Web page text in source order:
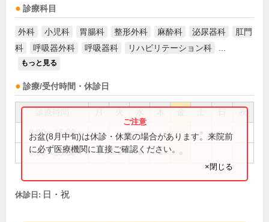
診療科目
外科 小児科 胃腸科 整形外科 麻酔科 泌尿器科
肛門
科
呼吸器外科 呼吸器科 リハビリテーション科
もっと見る
診療/受付時間・休診日
祝
9:00～16:00
9:00～18:00 ● ● ● ●
お盆(8月中旬)は休診・休業の場合があります。来院前
に必ず医療機関に直接ご確認ください。
×閉じる
休診日: 日・祝